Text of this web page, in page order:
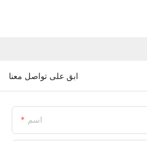
ابق على تواصل معنا
اسم